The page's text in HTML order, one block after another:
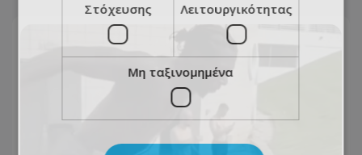
Στόχευσης Λειτουργικότητας
Μη ταξινομημένα